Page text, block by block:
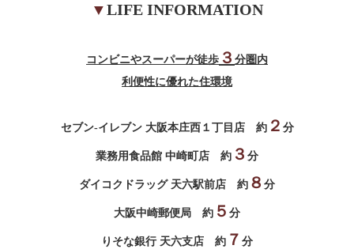
▼LIFE INFORMATION
コンビニやスーパーが徒歩 ３ 分圏内
利便性に優れた住環境
セブン-イレブン 大阪本庄西１丁目店 約２ 分
業務用食品館 中崎町店 約 ３ 分
ダイコクドラッグ 天六駅前店 約 ８ 分
大阪中崎郵便局 約 ５ 分
りそな銀行 天六支店 約 ７ 分